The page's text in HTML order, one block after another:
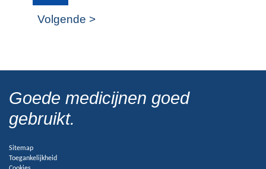
Volgende >
Goede medicijnen goed
gebruikt.
Sitemap
Toegankelijkheid